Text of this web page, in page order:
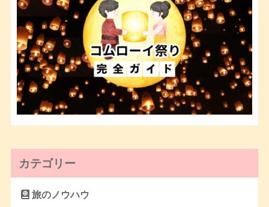
カテゴリー
旅のノウハウ